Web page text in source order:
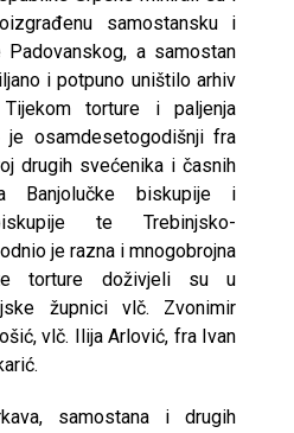
samostansku i
a samostan
i potpuno uništilo arhiv
torture i paljenja
je osamdesetogodišnji fra
drugih svećenika i časnih
Banjolučke biskupije i
te Trebinjsko-
je razna i mnogobrojna
torture doživjeli su u
župnici vlč. Zvonimir
vlč. Ilija Arlović, fra Ivan
samostana i drugih